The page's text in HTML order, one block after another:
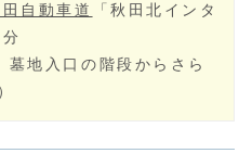
自動車道
「秋田北インタ
地入口の階段からさら